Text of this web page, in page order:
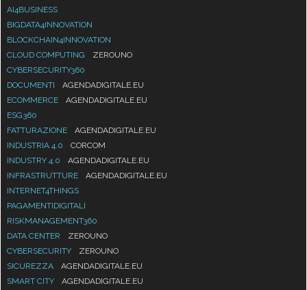
AI4BUSINESS
BIGDATA4INNOVATION
BLOCKCHAIN4INNOVATION
CLOUD COMPUTING
ZEROUNO
CYBERSECURITY360
DOCUMENTI
AGENDADIGITALE.EU
ECOMMERCE
AGENDADIGITALE.EU
ESG360
FATTURAZIONE
AGENDADIGITALE.EU
INDUSTRIA 4.0
CORCOM
INDUSTRY 4.0
AGENDADIGITALE.EU
INFRASTRUTTURE
AGENDADIGITALE.EU
INTERNET4THINGS
PAGAMENTIDIGITALI
RISKMANAGEMENT360
DATA CENTER
ZEROUNO
CYBERSECURITY
ZEROUNO
SICUREZZA
AGENDADIGITALE.EU
SMART CITY
AGENDADIGITALE.EU